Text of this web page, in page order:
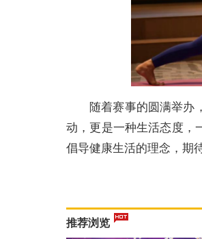
随着赛事的圆满举办
动，更是一种生活态度，
倡导健康生活的理念，期
推荐浏览